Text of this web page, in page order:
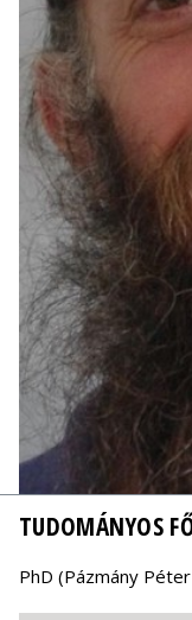
TUDOMÁNYOS
PhD (Pázmány